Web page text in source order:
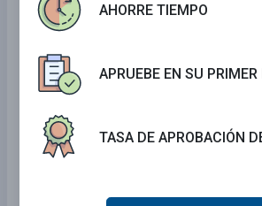
Tennessee Examen Manejo
Delaware Examen Manejo
Arkansas Examen Manejo
South Dakota Examen Manejo
AHORRE TIEMPO
APRUEBE EN SU
TASA DE APROBACIÓN